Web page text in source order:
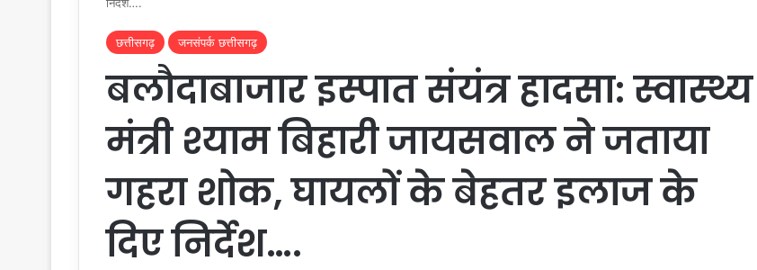
छत्तीसगढ़ जनसंपर्क छत्तीसगढ़
बलौदाबाजार इस्पात संयंत्र हादसा: स्वास्थ्य
मंत्री श्याम बिहारी जायसवाल ने जताया
गहरा शोक, घायलों के बेहतर इलाज के
दिए निर्देश….